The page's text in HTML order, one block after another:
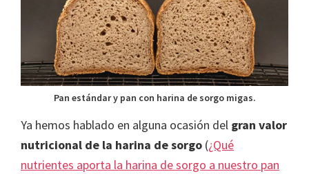
Pan estándar y pan con harina de sorgo migas.
Ya hemos hablado en alguna ocasión del gran valor
nutricional de la harina de sorgo (¿Qué
nutrientes aporta la harina de sorgo a nuestro pan